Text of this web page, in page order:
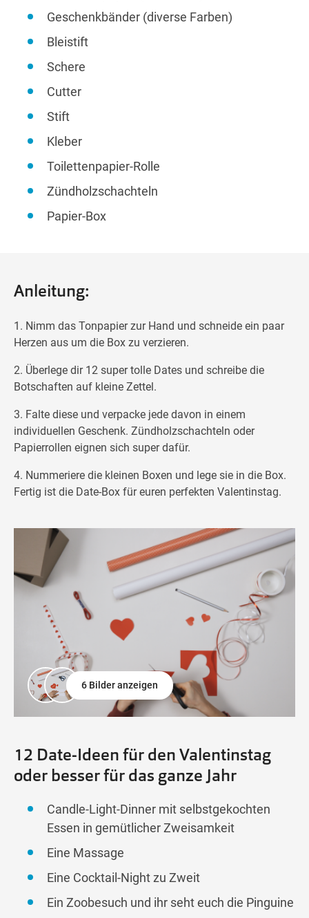
Geschenkbänder (diverse Farben)
Bleistift
Schere
Cutter
Stift
Kleber
Toilettenpapier-Rolle
Zündholzschachteln
Papier-Box
Anleitung:
1. Nimm das Tonpapier zur Hand und schneide ein paar
Herzen aus um die Box zu verzieren.
2. Überlege dir 12 super tolle Dates und schreibe die
Botschaften auf kleine Zettel.
3. Falte diese und verpacke jede davon in einem
individuellen Geschenk. Zündholzschachteln oder
Papierrollen eignen sich super dafür.
4. Nummeriere die kleinen Boxen und lege sie in die Box.
Fertig ist die Date-Box für euren perfekten Valentinstag.
6 Bilder anzeigen
12 Date-Ideen für den Valentinstag
oder besser für das ganze Jahr
Candle-Light-Dinner mit selbstgekochten
Essen in gemütlicher Zweisamkeit
Eine Massage
Eine Cocktail-Night zu Zweit
Ein Zoobesuch und ihr seht euch die Pinguine